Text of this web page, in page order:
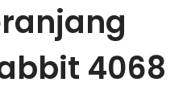
4068